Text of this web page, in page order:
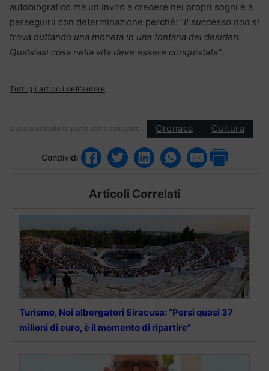
autobiografico ma un invito a credere nei propri sogni e a
perseguirli con determinazione perché: “Il successo non si
trova buttando una moneta in una fontana dei desideri.
Qualsiasi cosa nella vita deve essere conquistata”.
Tutti gli articoli dell'autore
Questo articolo fa parte delle categorie: Cronaca Cultura
Condividi
Articoli Correlati
Turismo, Noi albergatori Siracusa: “Persi quasi 37
milioni di euro, è il momento di ripartire”